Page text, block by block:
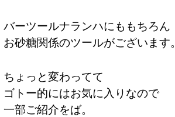
バーツールナランハにももちろん
お砂糖関係のツールがございます。
ちょっと変わってて
ゴトー的にはお気に入りなので
一部ご紹介をば。